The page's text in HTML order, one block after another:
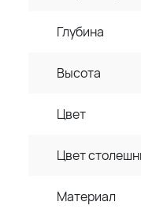
Глубина
Высота
Цвет
Цвет
Материал